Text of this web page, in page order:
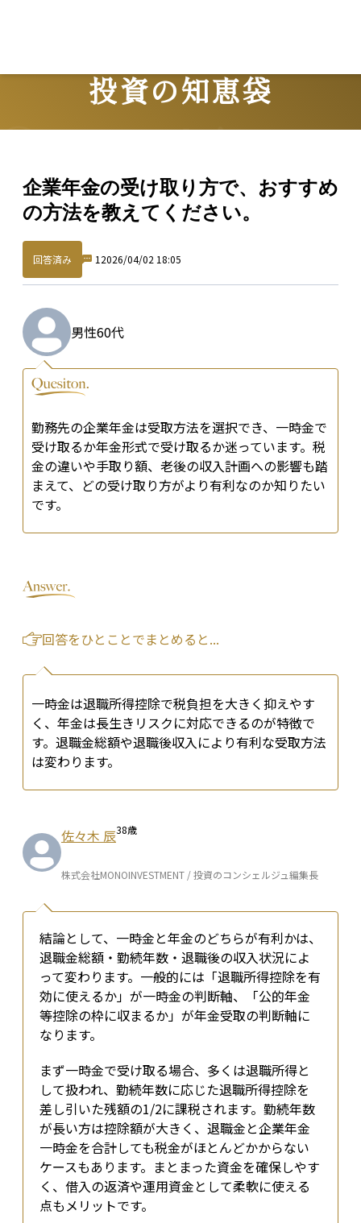
投資の知恵袋
企業年金の受け取り方で、おすすめ
の方法を教えてください。
回答済み 1 2026/04/02 18:05
男性60代
勤務先の企業年金は受取方法を選択でき、一時金で
受け取るか年金形式で受け取るか迷っています。税
金の違いや手取り額、老後の収入計画への影響も踏
まえて、どの受け取り方がより有利なのか知りたい
です。
回答をひとことでまとめると...
一時金は退職所得控除で税負担を大きく抑えやす
く、年金は長生きリスクに対応できるのが特徴で
す。退職金総額や退職後収入により有利な受取方法
は変わります。
佐々木 辰38歳
株式会社MONOINVESTMENT / 投資のコンシェルジュ編集長
結論として、一時金と年金のどちらが有利かは、
退職金総額・勤続年数・退職後の収入状況によ
って変わります。一般的には「退職所得控除を有
効に使えるか」が一時金の判断軸、「公的年金
等控除の枠に収まるか」が年金受取の判断軸に
なります。
まず一時金で受け取る場合、多くは退職所得と
して扱われ、勤続年数に応じた退職所得控除を
差し引いた残額の1/2に課税されます。勤続年数
が長い方は控除額が大きく、退職金と企業年金
一時金を合計しても税金がほとんどかからない
ケースもあります。まとまった資金を確保しやす
く、借入の返済や運用資金として柔軟に使える
点もメリットです。